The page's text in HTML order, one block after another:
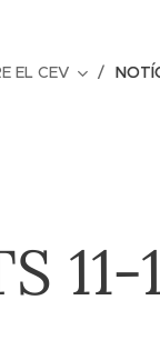
EL CEV